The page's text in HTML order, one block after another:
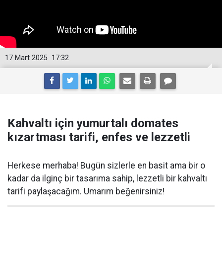
17:32
17 Mart 2025
Kahvaltı için yumurtalı domates
kızartması tarifi, enfes ve lezzetli
Herkese merhaba! Bugün sizlerle en basit ama bir o
kadar da ilginç bir tasarıma sahip, lezzetli bir kahvaltı
tarifi paylaşacağım. Umarım beğenirsiniz!